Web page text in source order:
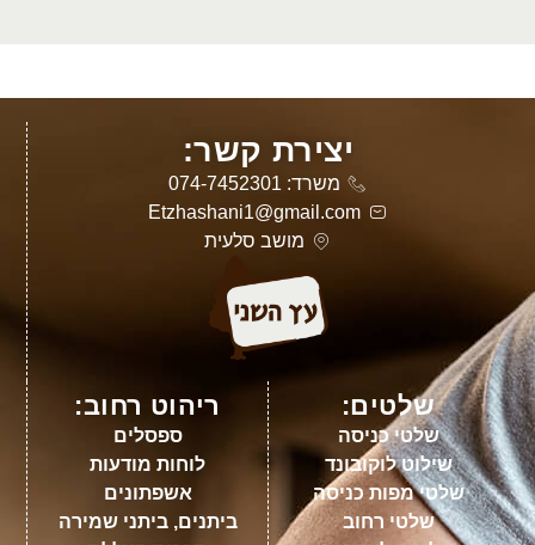
יצירת קשר:
משרד: 074-7452301
Etzhashani1@gmail.com
מושב סלעית
שלטים:
שלטי כניסה
שילוט לוקובונד
שלטי מפות כניסה
שלטי רחוב
ריהוט רחוב:
ספסלים
לוחות מודעות
אשפתונים
ביתנים, ביתני שמירה